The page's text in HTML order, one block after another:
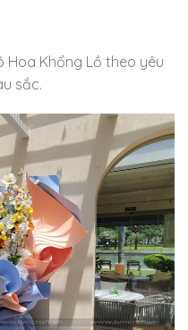
Hoa Khổng Lồ theo yêu
sắc.